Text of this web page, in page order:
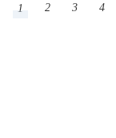
1 2 3 4